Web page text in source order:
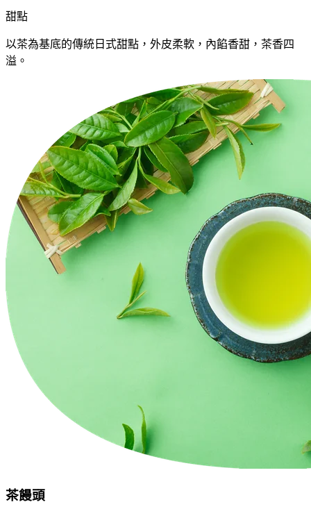
甜點
以茶為基底的傳統日式甜點，外皮柔軟，內餡香甜，茶香四
溢。
茶饅頭